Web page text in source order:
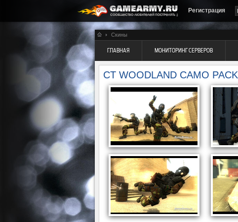
Регистрация
Скины
ГЛАВНАЯ МОНИТОРИНГ СЕРВЕРОВ
CT WOODLAND CAMO PACK